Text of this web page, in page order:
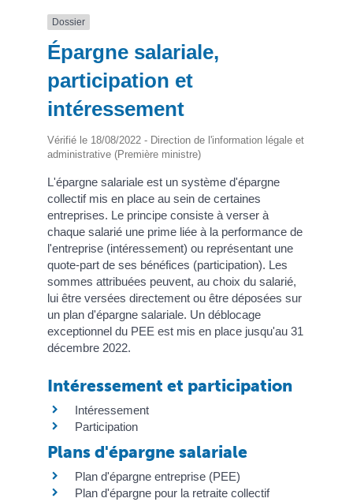
Dossier
Épargne salariale,
participation et
intéressement
Vérifié le 18/08/2022 - Direction de l'information légale et
administrative (Première ministre)
L'épargne salariale est un système d'épargne
collectif mis en place au sein de certaines
entreprises. Le principe consiste à verser à
chaque salarié une prime liée à la performance de
l'entreprise (intéressement) ou représentant une
quote-part de ses bénéfices (participation). Les
sommes attribuées peuvent, au choix du salarié,
lui être versées directement ou être déposées sur
un plan d'épargne salariale. Un déblocage
exceptionnel du PEE est mis en place jusqu'au 31
décembre 2022.
Intéressement et participation
Intéressement
Participation
Plans d'épargne salariale
Plan d'épargne entreprise (PEE)
Plan d'épargne pour la retraite collectif